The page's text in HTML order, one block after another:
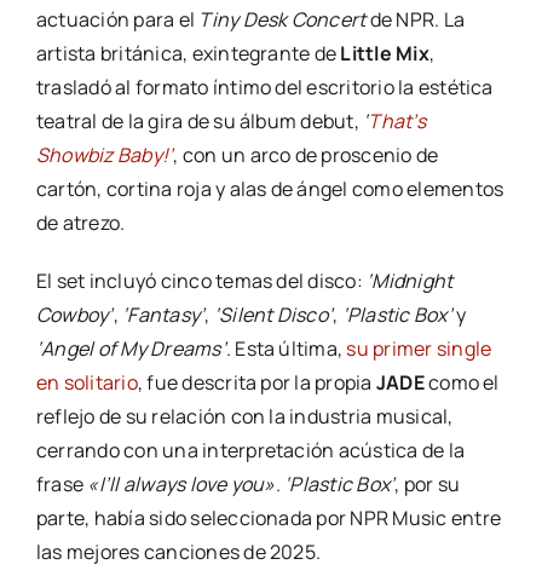
actuación para el Tiny Desk Concertde NPR. La
artista británica, exintegrante deLittle Mix,
trasladó al formato íntimo del escritorio la estética
teatral de la gira de su álbum debut, ‘That’s
Showbiz Baby!’, con un arco de proscenio de
cartón, cortina roja y alas de ángel como elementos
de atrezo.
El set incluyó cinco temas del disco: ‘Midnight
Cowboy’, ‘Fantasy’, ‘Silent Disco’, ‘Plastic Box’y
‘Angel of My Dreams’. Esta última, su primer single
en solitario, fue descrita por la propia JADEcomo el
reflejo de su relación con la industria musical,
cerrando con una interpretación acústica de la
frase «I’ll always love you». ‘Plastic Box’, por su
parte, había sido seleccionada por NPR Music entre
las mejores canciones de 2025.